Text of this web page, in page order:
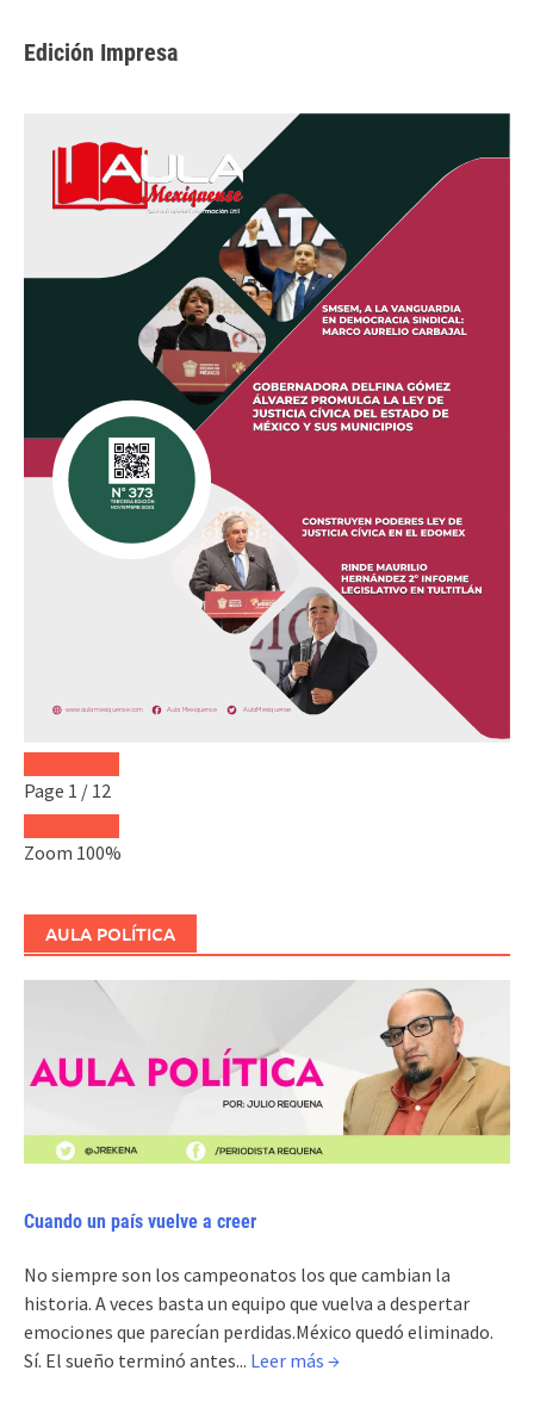
Edición Impresa
Page 1 / 12
Zoom 100%
AULA POLÍTICA
Cuando un país vuelve a creer
No siempre son los campeonatos los que cambian la
historia. A veces basta un equipo que vuelva a despertar
emociones que parecían perdidas.México quedó eliminado.
Sí. El sueño terminó antes... Leer más →